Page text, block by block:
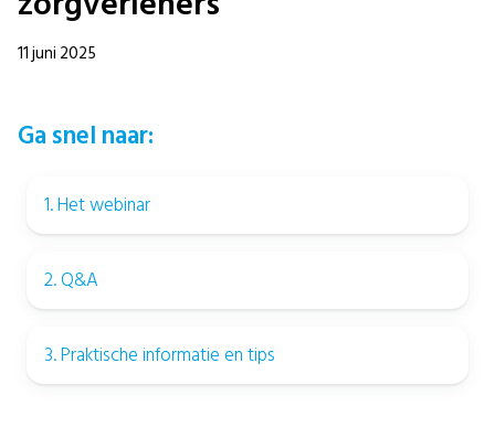
11 juni 2025
Ga snel naar:
1. Het webinar
2. Q&A
3. Praktische informatie en tips